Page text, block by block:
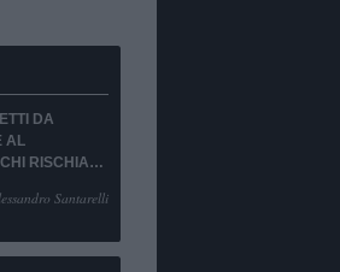
DA
RISCHIA
Santarelli